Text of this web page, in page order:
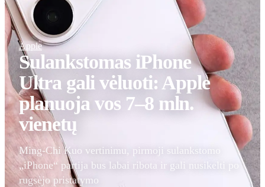
Apple
Sulankstomas iPhone
Ultra gali vėluoti: Apple
planuoja vos 7–8 mln.
vienetų
Ming-Chi Kuo vertinimu, pirmoji sulankstomo
„iPhone“ partija bus labai ribota ir gali nusikelti po
rugsėjo pristatymo